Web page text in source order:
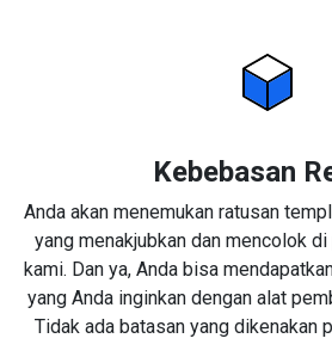
Kebebasan
Anda akan menemukan ratusan
yang menakjubkan dan mencolok
kami. Dan ya, Anda bisa
yang Anda inginkan dengan alat
Tidak ada batasan yang dikenakan